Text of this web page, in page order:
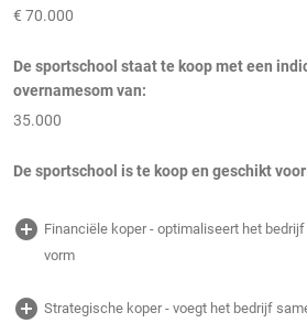
€ 70.000
De sportschool staat te koop met een
overnamesom van:
35.000
De sportschool is te koop en geschikt
add_circle Financiële koper - optimaliseert het
vorm
add_circle Strategische koper - voegt het bedrijf